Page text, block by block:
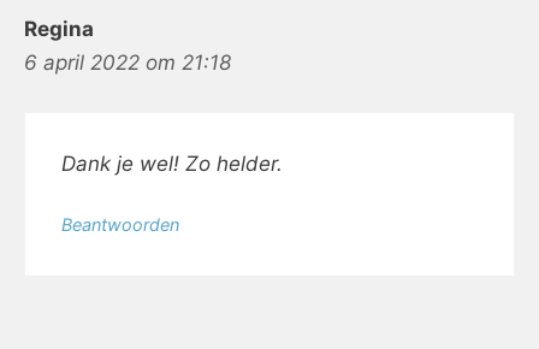
Regina
6 april 2022 om 21:18
Dank je wel! Zo helder.
Beantwoorden